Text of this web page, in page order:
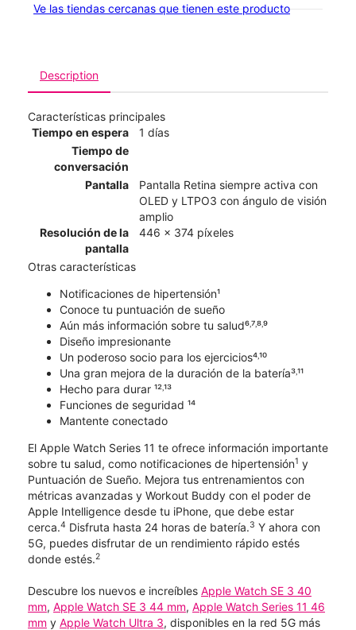
Ve las tiendas cercanas que tienen este producto
Description
Características principales
Tiempo en espera
1 días
Tiempo de
conversación
Pantalla
Pantalla Retina siempre activa con
OLED y LTPO3 con ángulo de visión
amplio
Resolución de la
pantalla
446 x 374 píxeles
Otras características
Notificaciones de hipertensión¹
Conoce tu puntuación de sueño
Aún más información sobre tu salud⁶˒⁷˒⁸˒⁹
Diseño impresionante
Un poderoso socio para los ejercicios⁴˒¹⁰
Una gran mejora de la duración de la batería³˒¹¹
Hecho para durar ¹²˒¹³
Funciones de seguridad ¹⁴
Mantente conectado
El Apple Watch Series 11 te ofrece información importante
sobre tu salud, como notificaciones de hipertensión1 y
Puntuación de Sueño. Mejora tus entrenamientos con
métricas avanzadas y Workout Buddy con el poder de
Apple Intelligence desde tu iPhone, que debe estar
cerca.4 Disfruta hasta 24 horas de batería.3 Y ahora con
5G, puedes disfrutar de un rendimiento rápido estés
donde estés.2
Descubre los nuevos e increíbles Apple Watch SE 3 40
mm, Apple Watch SE 3 44 mm, Apple Watch Series 11 46
mm y Apple Watch Ultra 3, disponibles en la red 5G más